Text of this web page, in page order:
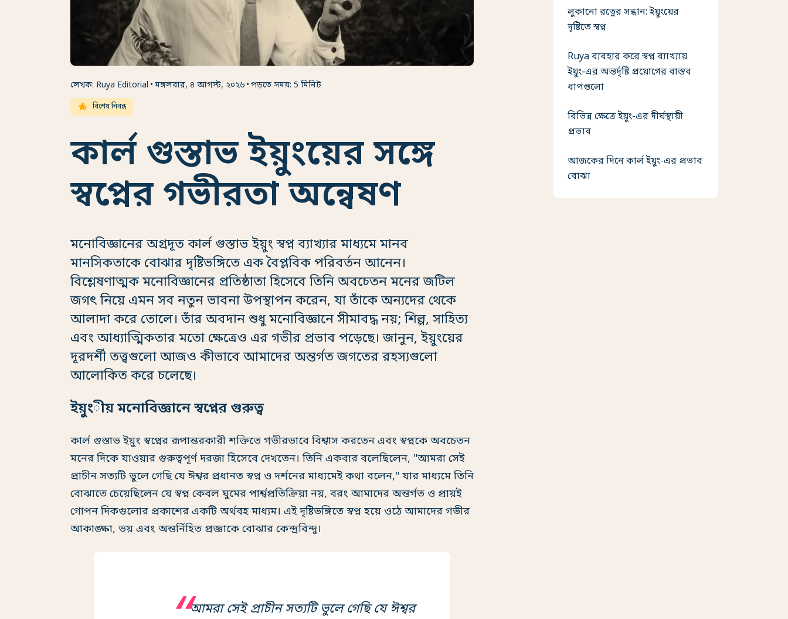
লেখক: Ruya Editorial মঙ্গলবার, ৪ আগস্ট, ২০২৬ পড়তে সময়: 5 মিনিট
hotel_class বিশেষ নিবন্ধ
কার্ল গুস্তাভ ইয়ুংয়ের সঙ্গে
স্বপ্নের গভীরতা অন্বেষণ
মনোবিজ্ঞানের অগ্রদূত কার্ল গুস্তাভ ইয়ুং স্বপ্ন ব্যাখ্যার মাধ্যমে মানব
মানসিকতাকে বোঝার দৃষ্টিভঙ্গিতে এক বৈপ্লবিক পরিবর্তন আনেন।
বিশ্লেষণাত্মক মনোবিজ্ঞানের প্রতিষ্ঠাতা হিসেবে তিনি অবচেতন মনের জটিল
জগৎ নিয়ে এমন সব নতুন ভাবনা উপস্থাপন করেন, যা তাঁকে অন্যদের থেকে
আলাদা করে তোলে। তাঁর অবদান শুধু মনোবিজ্ঞানে সীমাবদ্ধ নয়; শিল্প, সাহিত্য
এবং আধ্যাত্মিকতার মতো ক্ষেত্রেও এর গভীর প্রভাব পড়েছে। জানুন, ইয়ুংয়ের
দূরদর্শী তত্ত্বগুলো আজও কীভাবে আমাদের অন্তর্গত জগতের রহস্যগুলো
আলোকিত করে চলেছে।
ইয়ুংীয় মনোবিজ্ঞানে স্বপ্নের গুরুত্ব
কার্ল গুস্তাভ ইয়ুং স্বপ্নের রূপান্তরকারী শক্তিতে গভীরভাবে বিশ্বাস করতেন এবং স্বপ্নকে অবচেতন
মনের দিকে যাওয়ার গুরুত্বপূর্ণ দরজা হিসেবে দেখতেন। তিনি একবার বলেছিলেন, "আমরা সেই
প্রাচীন সত্যটি ভুলে গেছি যে ঈশ্বর প্রধানত স্বপ্ন ও দর্শনের মাধ্যমেই কথা বলেন," যার মাধ্যমে তিনি
বোঝাতে চেয়েছিলেন যে স্বপ্ন কেবল ঘুমের পার্শ্বপ্রতিক্রিয়া নয়, বরং আমাদের অন্তর্গত ও প্রায়ই
গোপন দিকগুলোর প্রকাশের একটি অর্থবহ মাধ্যম। এই দৃষ্টিভঙ্গিতে স্বপ্ন হয়ে ওঠে আমাদের গভীর
আকাঙ্ক্ষা, ভয় এবং অন্তর্নিহিত প্রজ্ঞাকে বোঝার কেন্দ্রবিন্দু।
আমরা সেই প্রাচীন সত্যটি ভুলে গেছি যে ঈশ্বর
লুকানো রত্নের সন্ধান: ইয়ুংয়ের
দৃষ্টিতে স্বপ্ন
Ruya ব্যবহার করে স্বপ্ন ব্যাখ্যায়
ইয়ুং-এর অন্তর্দৃষ্টি প্রয়োগের বাস্তব
ধাপগুলো
বিভিন্ন ক্ষেত্রে ইয়ুং-এর দীর্ঘস্থায়ী
প্রভাব
আজকের দিনে কার্ল ইয়ুং-এর প্রভাব
বোঝা